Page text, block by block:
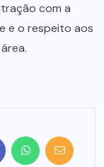
com a
e o respeito aos